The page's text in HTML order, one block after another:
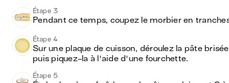
Étape 3
Pendant ce temps, coupez le morbier en
Étape 4
Sur une plaque de cuisson, déroulez la pâte
puis piquez-la à l'aide d'une fourchette.
Étape 5